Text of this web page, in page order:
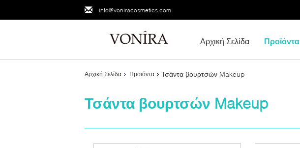
info@voniracosmetics.com
Αρχική Σελίδα Προϊόντα
Αρχική Σελίδα Προϊόντα Τσάντα βουρτσών Makeup
Τσάντα βουρτσών Makeup